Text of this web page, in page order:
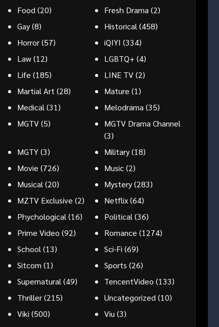
Food(20) Fresh Drama(2)
Gay(8) Historical(458)
Horror(57) iQIYI (334)
Law(12) LGBTQ+ (4)
Life (185) LINE TV(2)
Martial Art(28) Mature (1)
Medical(31) Melodrama(35)
MGTV(5)
MGTV Drama Channel
(3)
MGTY(3) Military(18)
Movie (726) Music(2)
Musical(20) Mystery(283)
MZTV Exclusive (2) Netflix(64)
Phychological(16) Political(36)
Prime Video (92) Romance (1274)
School(13) Sci-Fi (69)
Sitcom (1) Sports (26)
Supernatural(49) TencentVideo (133)
Thriller(215) Uncategorized(10)
Viki (500) Viu(3)